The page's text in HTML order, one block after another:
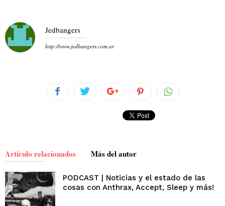
Jedbangers
http://www.jedbangers.com.ar
Artículo relacionados Más del autor
PODCAST | Noticias y el estado de las
cosas con Anthrax, Accept, Sleep y más!